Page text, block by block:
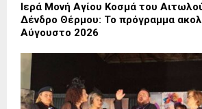
Ιερά Μονή Αγίου Κοσμά του
Δένδρο Θέρμου: Το πρόγραμμα
Αύγουστο 2026